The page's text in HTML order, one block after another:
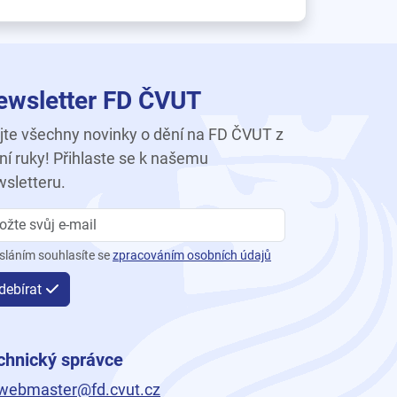
FD ČVUT
všechny novinky o dění na FD ČVUT z
ruky! Přihlaste se k našemu
souhlasíte sezpracováním osobních údajů
správce